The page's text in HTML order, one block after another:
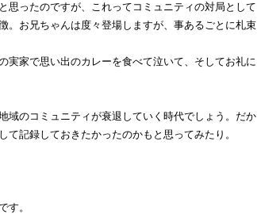
思ったのですが、これってコミュニティの対局として
。お兄ちゃんは度々登場しますが、事あるごとに札束
実家で思い出のカレーを食べて泣いて、そしてお礼に
域のコミュニティが衰退していく時代でしょう。だか
記録しておきたかったのかもと思ってみたり。
す。